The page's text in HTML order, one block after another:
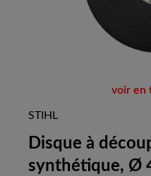
voir en
STIHL
Disque à
synthétique, Ø